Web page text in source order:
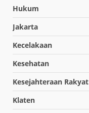
Hukum
Jakarta
Kecelakaan
Kesehatan
Kesejahteraan Rakyat
Klaten